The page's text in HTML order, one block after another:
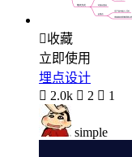
收藏
立即使用
埋点设计
 2.0k  2  1
simple